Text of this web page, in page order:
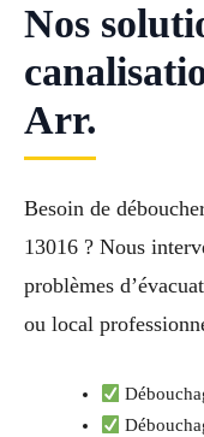
Nos
Arr.
Besoin de
13016 ? Nous
problèmes
ou local